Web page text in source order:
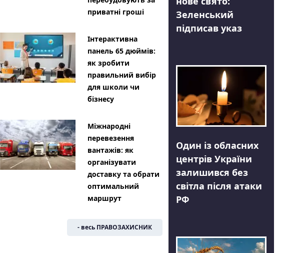
приватні гроші
Інтерактивна
панель 65 дюймів:
як зробити
правильний вибір
для школи чи
бізнесу
Міжнародні
перевезення
вантажів: як
організувати
доставку та обрати
оптимальний
маршрут
- весь ПРАВОЗАХИСНИК
Зеленський
підписав указ
Один із обласних
центрів України
залишився без
світла після атаки
РФ